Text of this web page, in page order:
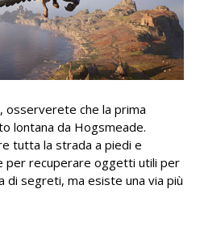
osserverete che la prima
lontana da Hogsmeade.
tutta la strada a piedi e
per recuperare oggetti utili per
di segreti, ma esiste una via più